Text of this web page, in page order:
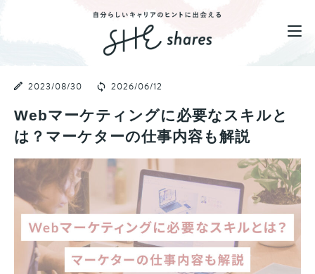
2023/08/30 2026/06/12
Webマーケティングに必要なスキルと
は？マーケターの仕事内容も解説